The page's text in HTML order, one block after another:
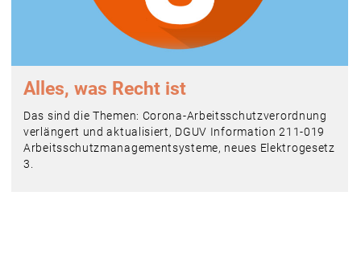
Alles, was Recht ist
Das sind die Themen: Corona-Arbeitsschutzverordnung
verlängert und aktualisiert, DGUV Information 211-019
Arbeitsschutzmanagementsysteme, neues Elektrogesetz
3.